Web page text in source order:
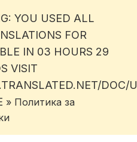
YOU USED ALL
FOR
IN 03 HOURS 29
VISIT
DOC/
» Политика за